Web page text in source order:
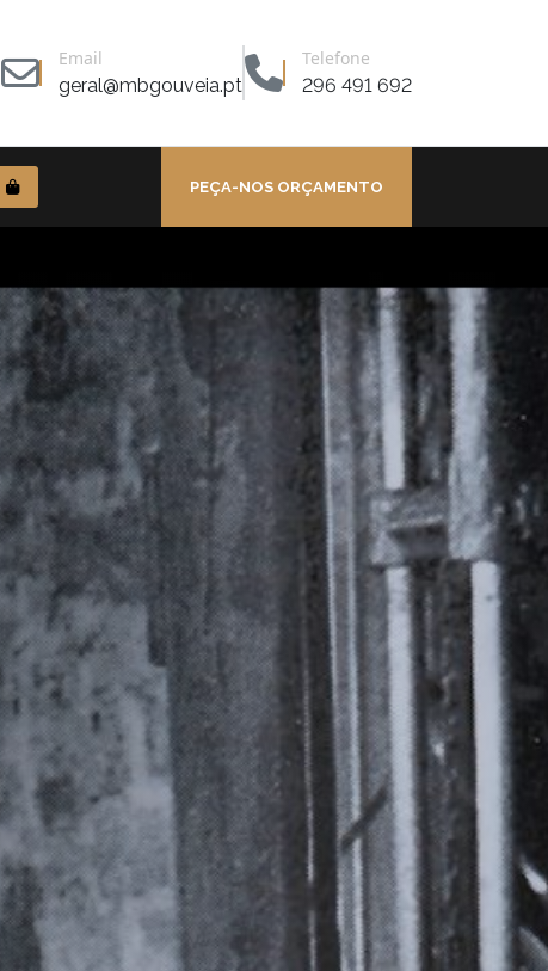
Email
geral@mbgouveia.pt
Telefone
296 491 692
PEÇA-NOS ORÇAMENTO